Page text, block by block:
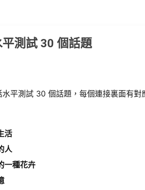
測試 30 個話題​
水平測試 30 個話題​，每個連接裏面有對
活​
人​
一種花卉​